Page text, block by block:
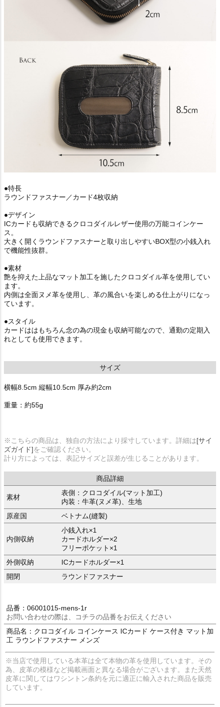
●特長
ラウンドファスナー／カード4枚収納
●デザイン
ICカードも収納できるクロコダイルレザー使用の万能コインケー
ス。
大きく開くラウンドファスナーと取り出しやすいBOX型の小銭入れ
で機能性抜群。
●素材
艶を抑えた上品なマット加工を施したクロコダイル革を使用してい
ます。
内側は全面ヌメ革を使用し、革の風合いを楽しめる仕上がりになっ
ています。
●スタイル
カードははもちろん念の為の現金も収納可能なので、通勤の定期入
れとしても使用できます。
サイズ
横幅8.5cm 縦幅10.5cm 厚み約2cm
重量：約55g
※こちらの商品は、独自の方法により採寸しています。詳細は[サイ
ズガイド]をご確認ください。
計り方によっては、表記サイズと誤差が生じることがあります。
商品詳細
素材
表側：クロコダイル(マット加工)
内装：牛革(ヌメ革)、生地
原産国
ベトナム(縫製)
内側収納
小銭入れ×1
カードホルダー×2
フリーポケット×1
外側収納
ICカードホルダー×1
開閉
ラウンドファスナー
品番：06001015-mens-1r
お問い合わせの際は、コチラの品番をお伝えください
商品名：クロコダイル コインケース ICカード ケース付き マット加
工 ラウンドファスナー メンズ
※当店で使用している本革は全て本物の革を使用しています。その
為、皮革の模様など掲載画面と異なる場合がございます。また天然
皮革に関してはワシントン条約を元に適正に輸入された商品を販売
しています。